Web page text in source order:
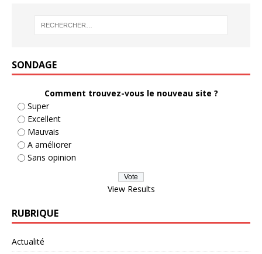
SONDAGE
Comment trouvez-vous le nouveau site ?
Super
Excellent
Mauvais
A améliorer
Sans opinion
View Results
RUBRIQUE
Actualité